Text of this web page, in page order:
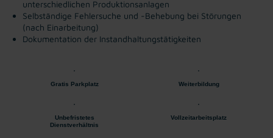
unterschiedlichen Produktionsanlagen
Selbständige Fehlersuche und -Behebung bei Störungen
(nach Einarbeitung)
Dokumentation der Instandhaltungstätigkeiten
Gratis Parkplatz Weiterbildung
Unbefristetes
Dienstverhältnis
Vollzeitarbeitsplatz